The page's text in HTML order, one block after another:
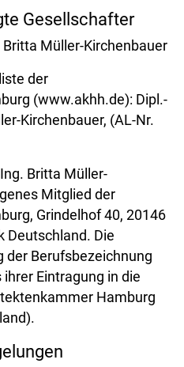
Gesellschafter
Müller-Kirchenbauer
der
(www.akhh.de): Dipl.-
Kirchenbauer, (AL-Nr.
Britta Müller-
Mitglied der
Grindelhof 40, 20146
Deutschland. Die
der Berufsbezeichnung
ihrer Eintragung in die
Hamburg